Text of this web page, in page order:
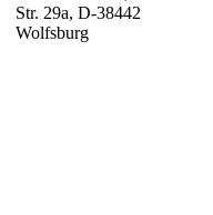
Str. 29a, D-38442
Wolfsburg